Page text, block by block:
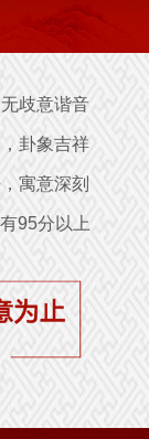
歧意谐音
卦象吉祥
寓意深刻
95分以上